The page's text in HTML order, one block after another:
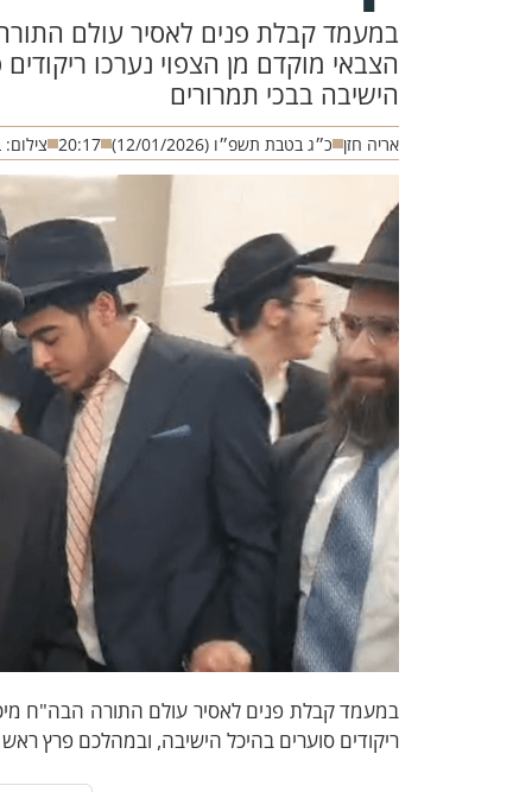
במעמד קבלת פנים לאסיר עולם
הצבאי מוקדם מן הצפוי נערכו
הישיבה בבכי תמרורים
אריה חזן כ״ג בטבת תשפ״ו (12/01/2026) 20:17
במעמד קבלת פנים לאסיר עולם התורה הבה"ח
ריקודים סוערים בהיכל הישיבה, ובמהלכם פרץ